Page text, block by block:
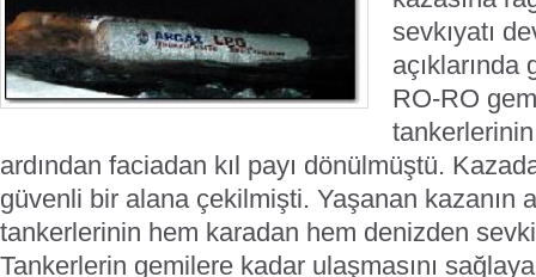
sevkıyatı
açıklarında
RO-RO
ardından faciadan kıl payı dönülmüştü.
güvenli bir alana çekilmişti. Yaşanan kazanın
tankerlerinin hem karadan hem denizden
Tankerlerin gemilere kadar ulaşmasını